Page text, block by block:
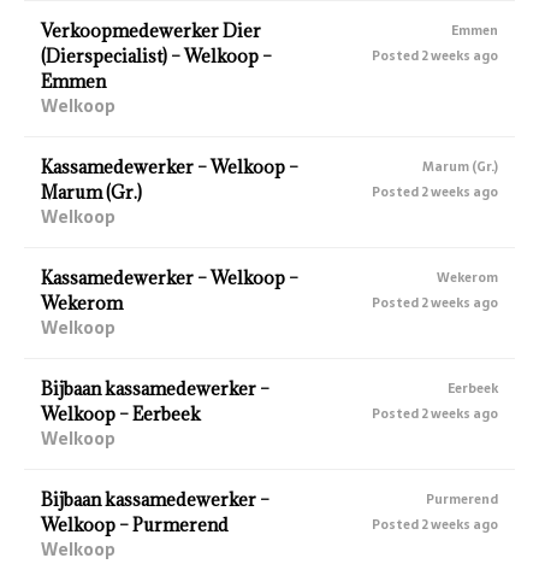
Verkoopmedewerker Dier
(Dierspecialist) – Welkoop –
Emmen
Welkoop
Emmen
Posted 2 weeks ago
Kassamedewerker – Welkoop –
Marum (Gr.)
Welkoop
Marum (Gr.)
Posted 2 weeks ago
Kassamedewerker – Welkoop –
Wekerom
Welkoop
Wekerom
Posted 2 weeks ago
Bijbaan kassamedewerker –
Welkoop – Eerbeek
Welkoop
Eerbeek
Posted 2 weeks ago
Bijbaan kassamedewerker –
Welkoop – Purmerend
Welkoop
Purmerend
Posted 2 weeks ago